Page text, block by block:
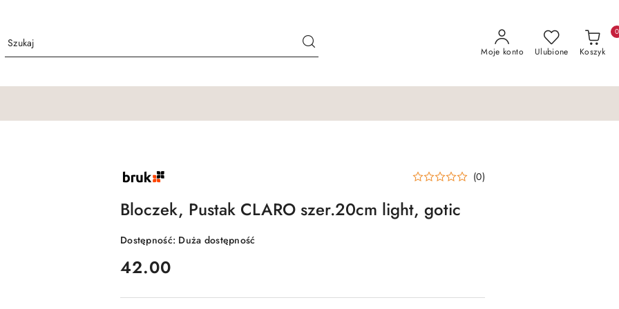
Moje konto Ulubione Koszyk
0
NAZWA
PRODUCENTA: (0)
Bloczek, Pustak CLARO szer.20cm light, gotic
Dostępność: Duża dostępność
cena:
42.00